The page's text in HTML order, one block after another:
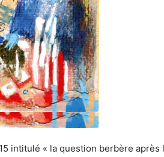
intitulé « la question berbère